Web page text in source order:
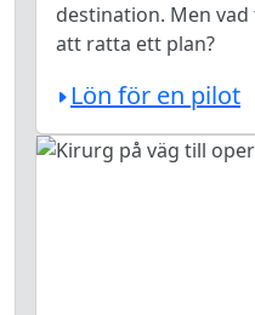
destination. Men
att ratta ett plan?
Lön för en pilot